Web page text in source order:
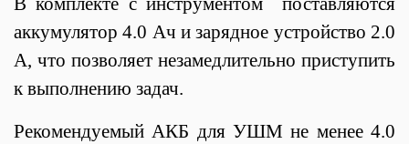
аккумулятор 4.0 Ач и зарядное устройство 2.0
А, что позволяет незамедлительно приступить
к выполнению задач.
Рекомендуемый АКБ для УШМ не менее 4.0